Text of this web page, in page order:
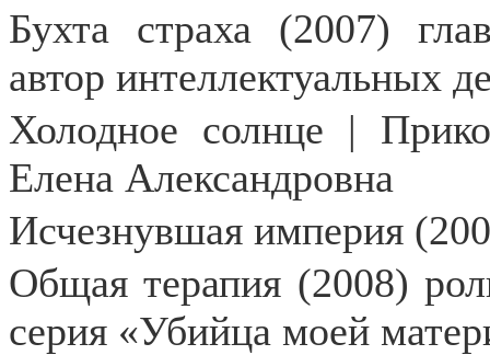
Бухта страха (2007)
автор интеллектуальных
Холодное солнце |
Елена Александровна
Исчезнувшая империя
Общая терапия (2008)
серия «Убийца моей